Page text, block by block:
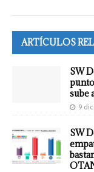
ARTÍCULOS
SW
sube
9
SW